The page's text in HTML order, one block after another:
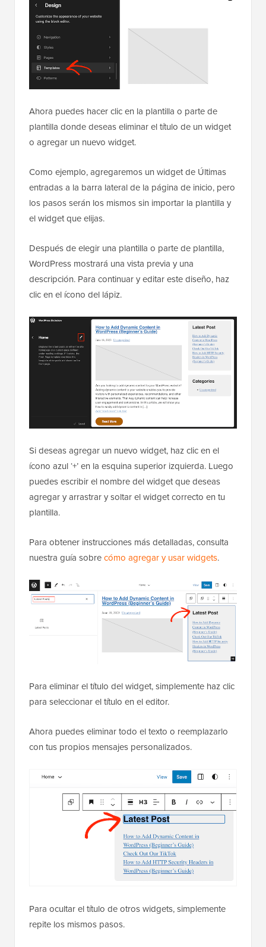
Ahora puedes hacer clic en la plantilla o parte de
plantilla donde deseas eliminar el título de un widget
o agregar un nuevo widget.
Como ejemplo, agregaremos un widget de Últimas
entradas a la barra lateral de la página de inicio, pero
los pasos serán los mismos sin importar la plantilla y
el widget que elijas.
Después de elegir una plantilla o parte de plantilla,
WordPress mostrará una vista previa y una
descripción. Para continuar y editar este diseño, haz
clic en el ícono del lápiz.
Si deseas agregar un nuevo widget, haz clic en el
ícono azul ‘+’ en la esquina superior izquierda. Luego
puedes escribir el nombre del widget que deseas
agregar y arrastrar y soltar el widget correcto en tu
plantilla.
Para obtener instrucciones más detalladas, consulta
nuestra guía sobrecómo agregar y usar widgets.
Para eliminar el título del widget, simplemente haz clic
para seleccionar el título en el editor.
Ahora puedes eliminar todo el texto o reemplazarlo
con tus propios mensajes personalizados.
Para ocultar el título de otros widgets, simplemente
repite los mismos pasos.